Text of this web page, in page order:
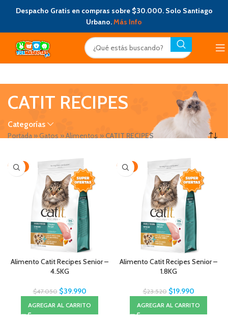
Despacho Gratis en compras sobre $30.000. Solo Santiago
Urbano.Más Info
CATIT RECIPES
Categorías
Portada »Gatos »Alimentos » CATIT RECIPES
-15%
Alimento Catit Recipes Senior –
4.5KG
$47.050 $39.990
AGREGAR AL CARRITO
-15%
Alimento Catit Recipes Senior –
1.8KG
$23.520 $19.990
AGREGAR AL CARRITO